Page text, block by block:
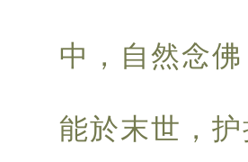
中，自然念
能於末世，